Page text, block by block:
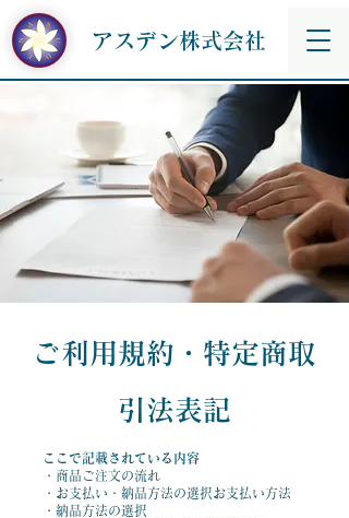
アスデン株式会社
​ご利用規約・特定商取
引法表記
ここで記載されている内容
・商品ご注文の流れ
​・お支払い・納品方法の選択お支払い方法
​・納品方法の選択​